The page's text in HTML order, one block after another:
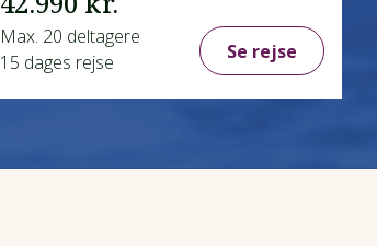
Max. 20 deltagere
15 dages rejse
Se rejse